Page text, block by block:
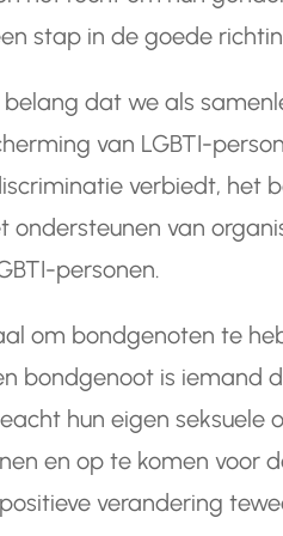
stap in de goede
dat we als
van LGBTI-
verbiedt, het
ondersteunen van
personen.
om bondgenoten te
bondgenoot is iemand
hun eigen seksuele
en op te komen voor
verandering